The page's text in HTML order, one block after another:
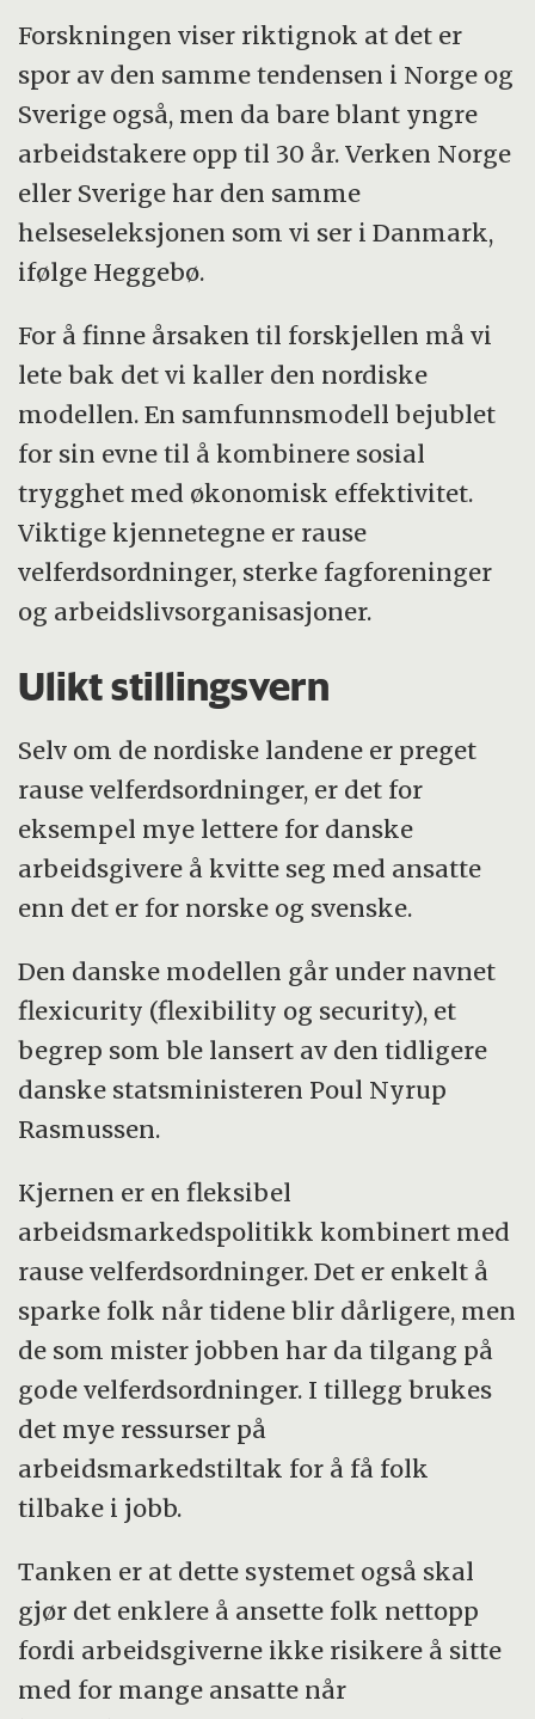
Forskningen viser riktignok at det er
spor av den samme tendensen i Norge og
Sverige også, men da bare blant yngre
arbeidstakere opp til 30 år. Verken Norge
eller Sverige har den samme
helseseleksjonen som vi ser i Danmark,
ifølge Heggebø.
For å finne årsaken til forskjellen må vi
lete bak det vi kaller den nordiske
modellen. En samfunnsmodell bejublet
for sin evne til å kombinere sosial
trygghet med økonomisk effektivitet.
Viktige kjennetegne er rause
velferdsordninger, sterke fagforeninger
og arbeidslivsorganisasjoner.
Ulikt stillingsvern
Selv om de nordiske landene er preget
rause velferdsordninger, er det for
eksempel mye lettere for danske
arbeidsgivere å kvitte seg med ansatte
enn det er for norske og svenske.
Den danske modellen går under navnet
flexicurity (flexibility og security), et
begrep som ble lansert av den tidligere
danske statsministeren Poul Nyrup
Rasmussen.
Kjernen er en fleksibel
arbeidsmarkedspolitikk kombinert med
rause velferdsordninger. Det er enkelt å
sparke folk når tidene blir dårligere, men
de som mister jobben har da tilgang på
gode velferdsordninger. I tillegg brukes
det mye ressurser på
arbeidsmarkedstiltak for å få folk
tilbake i jobb.
Tanken er at dette systemet også skal
gjør det enklere å ansette folk nettopp
fordi arbeidsgiverne ikke risikere å sitte
med for mange ansatte når